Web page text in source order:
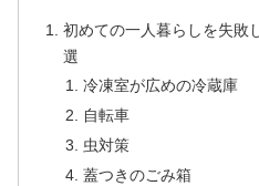
初めての一人暮らしを失敗
選
冷凍室が広めの冷蔵庫
自転車
虫対策
蓋つきのごみ箱